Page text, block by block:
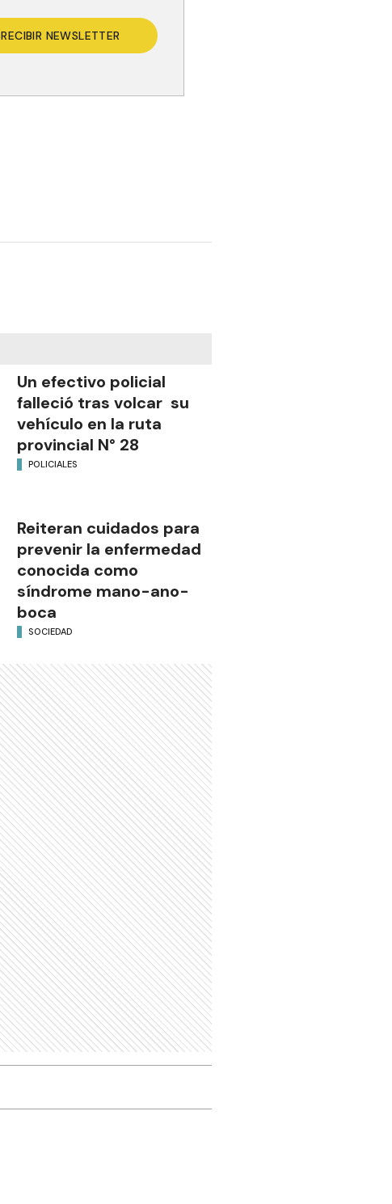
RECIBIR NEWSLETTER
Un efectivo policial
falleció tras volcar su
vehículo en la ruta
provincial N° 28
POLICIALES
Reiteran cuidados para
prevenir la enfermedad
conocida como
síndrome mano-ano-
boca
SOCIEDAD